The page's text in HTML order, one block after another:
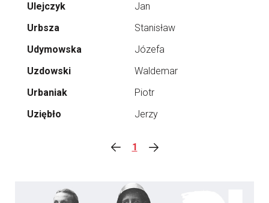
Ulejczyk
Jan
Urbsza
Stanisław
Udymowska
Józefa
Uzdowski
Waldemar
Urbaniak
Piotr
Uziębło
Jerzy
1